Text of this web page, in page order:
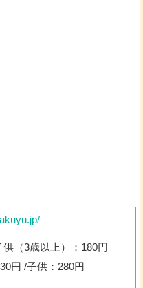
供（3歳以上）：180円
円 /子供：280円